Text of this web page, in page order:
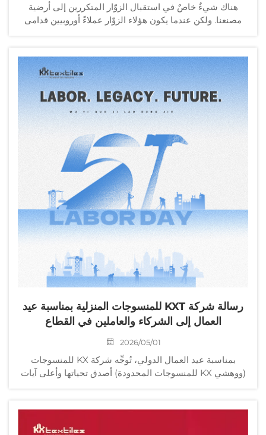
هناك شيءٌ خاصٌ في استقبال الزوّار المتكررين إلى أرضية
مصنعنا. ولكن عندما يكون هؤلاء الزوّار عملاءً أوروبيين قدامى
رسالة شركة KXT للمنسوجات المنزلية بمناسبة عيد
العمال إلى الشركاء والعاملين في القطاع
2026/05/01
بمناسبة عيد العمال الدولي، تُوجِّه شركة KX للمنسوجات
(ووهشي KX للمنسوجات المحدودة) أصدق تحياتها وأعلى آيات
المنسوجات المنزلية...